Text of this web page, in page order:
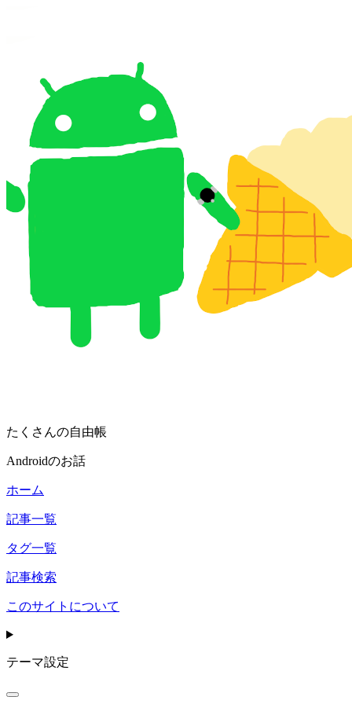
たくさんの自由帳
Androidのお話
ホーム
記事一覧
タグ一覧
記事検索
このサイトについて
テーマ設定